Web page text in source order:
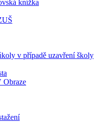
knížka
v případě uzavření školy
Obraze